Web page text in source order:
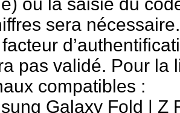
ou la saisie du
sera
pas validé. Pour la
compatibles :
Galaxy Fold | Z